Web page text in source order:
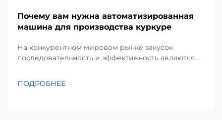
Почему вам нужна автоматизированная
машина для производства куркуре
На конкурентном мировом рынке закусок
последовательность и эффективность являются
популярный вид экструдированных кукурузных
ПОДРОБНЕЕ